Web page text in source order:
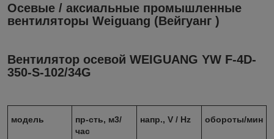
Осевые / аксиальные промышленные
вентиляторы Weiguang (Вейгуанг )
Вентилятор осевой WEIGUANG YW F-4D-
350-S-102/34G
модель
пр-сть, м3/
час
напр., V / Hz обороты/мин